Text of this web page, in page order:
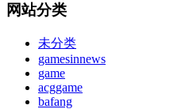
网站分类
未分类
gamesinnews
game
acggame
bafang